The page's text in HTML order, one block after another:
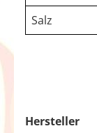
Salz
Hersteller